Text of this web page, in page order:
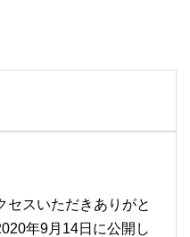
セスいただきありがと
年9月14日に公開し